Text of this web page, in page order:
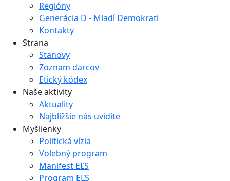
Regióny
Generácia D - Mladí Demokrati
Kontakty
Strana
Stanovy
Zoznam darcov
Etický kódex
Naše aktivity
Aktuality
Najbližšie nás uvidíte
Myšlienky
Politická vízia
Volebný program
Manifest EĽS
Program EĽS